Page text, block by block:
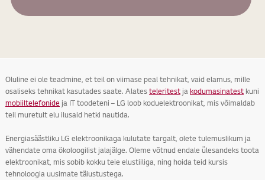
Oluline ei ole teadmine, et teil on viimase peal tehnikat, vaid elamus, mille
osaliseks tehnikat kasutades saate. Alatesteleritest jakodumasinatest kuni
mobiiltelefonide ja IT toodeteni – LG loob koduelektroonikat, mis võimaldab
teil muretult elu ilusaid hetki nautida.
Energiasäästliku LG elektroonikaga kulutate targalt, olete tulemuslikum ja
vähendate oma ökoloogilist jalajälge. Oleme võtnud endale ülesandeks toota
elektroonikat, mis sobib kokku teie elustiiliga, ning hoida teid kursis
tehnoloogia uusimate täiustustega.